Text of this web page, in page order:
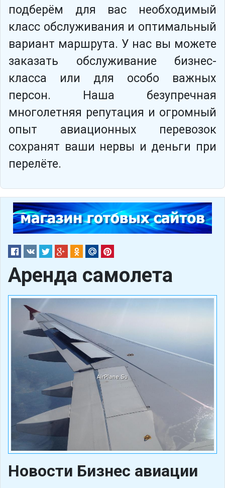
подберём для вас необходимый
класс обслуживания и оптимальный
вариант маршрута. У нас вы можете
заказать обслуживание бизнес-
класса или для особо важных
персон. Наша безупречная
многолетняя репутация и огромный
опыт авиационных перевозок
сохранят ваши нервы и деньги при
перелёте.
Аренда самолета
Новости Бизнес авиации